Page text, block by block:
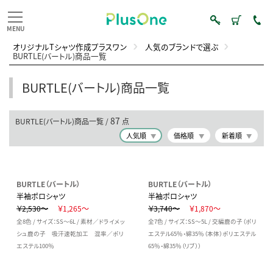
オリジナルTシャツ作成プラスワン 人気のブランドで選ぶ
BURTLE(バートル)商品一覧
BURTLE(バートル)商品一覧
BURTLE(バートル)商品一覧 /87 点
人気順 価格順 新着順
BURTLE（バートル）
半袖ポロシャツ
￥2,530～
￥1,265～
全8色 / サイズ：SS～6L / 素材／ドライメッ
シュ鹿の子 吸汗速乾加工 混率／ポリ
エステル100％
BURTLE（バートル）
半袖ポロシャツ
￥3,740～
￥1,870～
全7色 / サイズ：SS～5L / 交編鹿の子（ポリ
エステル65％・綿35％（本体）ポリエステル
65％・綿35％（リブ））